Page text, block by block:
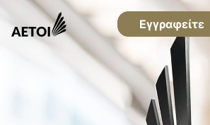
Εγγραφείτε